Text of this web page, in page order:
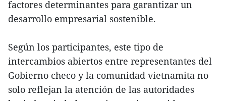
factores determinantes para garantizar un
desarrollo empresarial sostenible.
Según los participantes, este tipo de
intercambios abiertos entre representantes del
Gobierno checo y la comunidad vietnamita no
solo reflejan la atención de las autoridades